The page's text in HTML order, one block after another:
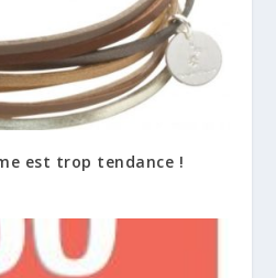
est trop tendance !